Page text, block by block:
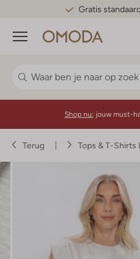
Gratis
Menu
Shop nu: jouw must-
Terug Tops & T-Shirts